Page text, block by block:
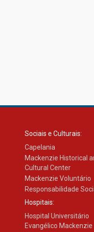
Sociais e Culturais:
Capelania
Mackenzie Historical
Cultural Center
Mackenzie Voluntário
Responsabilidade
Hospitais:
Hospital Universitário
Evangélico Mackenzie